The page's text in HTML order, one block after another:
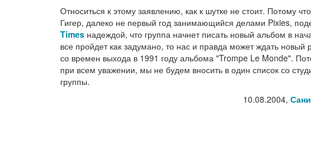
Относиться к этому заявлению, как к шутке не стоит. Потому
Гигер, далеко не первый год занимающийся делами Pixies,
Times надеждой, что группа начнет писать новый альбом в
все пройдет как задумано, то нас и правда может ждать новый
со времен выхода в 1991 году альбома "Trompe Le Monde".
при всем уважении, мы не будем вносить в один список со
группы.
10.08.2004,